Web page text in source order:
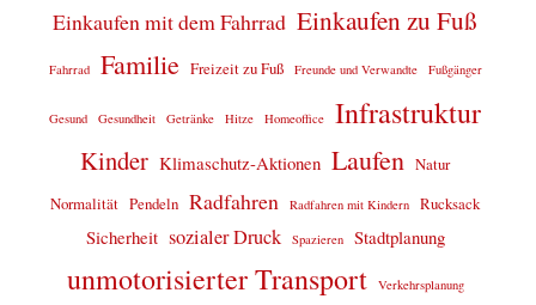
Einkaufen mit dem Fahrrad Einkaufen zu Fuß
Fahrrad Familie Freizeit zu Fuß Freunde und Verwandte Fußgänger
Gesund Gesundheit Getränke Hitze Homeoffice Infrastruktur
Kinder Klimaschutz-Aktionen Laufen Natur
Normalität Pendeln Radfahren Radfahren mit Kindern Rucksack
Sicherheit sozialer Druck Spazieren Stadtplanung
unmotorisierter Transport Verkehrsplanung